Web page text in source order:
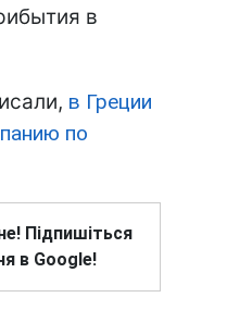
в
в Греции
по
Підпишіться
в Google!